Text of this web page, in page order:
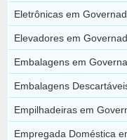
Eletrônicas em
Elevadores em
Embalagens em
Embalagens
Empilhadeiras em
Empregada Doméstica